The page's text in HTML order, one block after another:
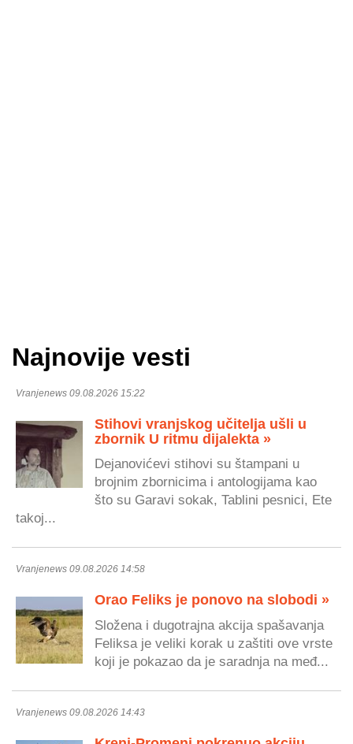
Najnovije vesti
Vranjenews 09.08.2026 15:22
Stihovi vranjskog učitelja ušli u
zbornik U ritmu dijalekta »
Dejanovićevi stihovi su štampani u
brojnim zbornicima i antologijama kao
što su Garavi sokak, Tablini pesnici, Ete
takoj...
Vranjenews 09.08.2026 14:58
Orao Feliks je ponovo na slobodi »
Složena i dugotrajna akcija spašavanja
Feliksa je veliki korak u zaštiti ove vrste
koji je pokazao da je saradnja na međ...
Vranjenews 09.08.2026 14:43